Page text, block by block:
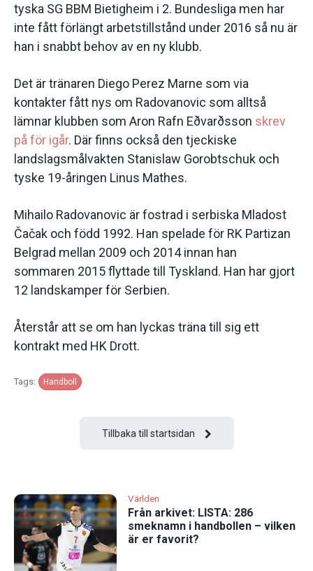
tyska SG BBM Bietigheim i 2. Bundesliga men har
inte fått förlängt arbetstillstånd under 2016 så nu är
han i snabbt behov av en ny klubb.
Det är tränaren Diego Perez Marne som via
kontakter fått nys om Radovanovic som alltså
lämnar klubben som Aron Rafn Eðvarðsson skrev
på för igår. Där finns också den tjeckiske
landslagsmålvakten Stanislaw Gorobtschuk och
tyske 19-åringen Linus Mathes.
Mihailo Radovanovic är fostrad i serbiska Mladost
Čačak och född 1992. Han spelade för RK Partizan
Belgrad mellan 2009 och 2014 innan han
sommaren 2015 flyttade till Tyskland. Han har gjort
12 landskamper för Serbien.
Återstår att se om han lyckas träna till sig ett
kontrakt med HK Drott.
Tags: Handboll
Tillbaka till startsidan
Världen
Från arkivet: LISTA: 286
smeknamn i handbollen – vilken
är er favorit?